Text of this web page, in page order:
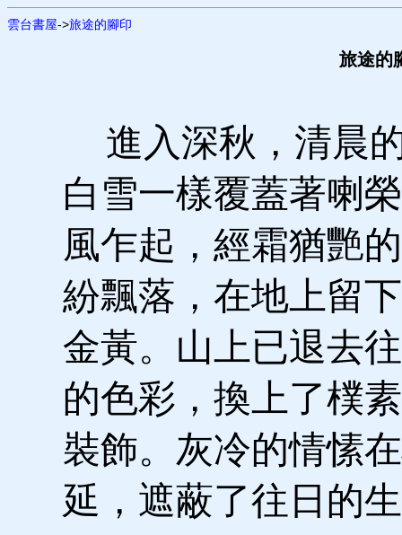
雲台書屋->旅途的腳印
旅途的
進入深秋，清晨
白雪一樣覆蓋著喇
風乍起，經霜猶艷
紛飄落，在地上留
金黃。山上已退去
的色彩，換上了樸
裝飾。灰冷的情愫
延，遮蔽了往日的